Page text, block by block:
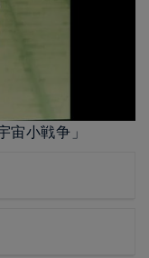
小戦争」